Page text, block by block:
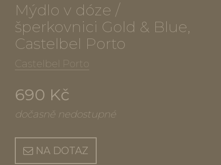
Mýdlo v dóze /
šperkovnici Gold & Blue,
Castelbel Porto
Castelbel Porto
690 Kč
dočasně nedostupné
NA DOTAZ